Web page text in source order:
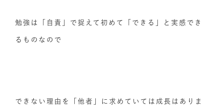
勉強は「自責」で捉えて初めて「できる」と実感でき
るものなので
できない理由を「他者」に求めていては成長はありま